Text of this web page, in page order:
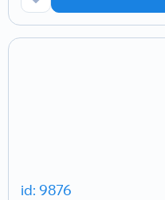
id: 9876